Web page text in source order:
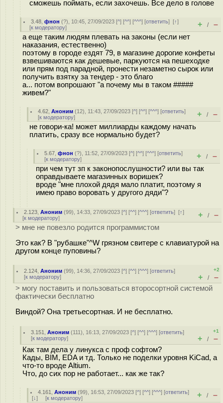
сможешь поймать, если захочешь. Все дело в голове
3.48 ,фнон (?), 10:45, 27/09/2023 [^] [^^] [^^^] [ответить][↑]
[к модератору] + / –
а еще таким людям плевать на законы (если нет
наказания, естественно)
поэтому в городе ездят 79, в магазине дорогие конфеты
взвешиваются как дешевые, паркуются на пешеходке
или прям под парадной, пронести незаметно сырок или
получить взятку за тендер - это благо
а... потом вопрошают "а почему мы в таком #####
живем?"
4.62 ,Аноним (12), 11:43, 27/09/2023 [^] [^^] [^^^] [ответить]
[к модератору] + / –
не говори-ка! может миллиарды каждому начать
платить, сразу все нормально будет?
5.67 ,фнон (?), 11:52, 27/09/2023 [^] [^^] [^^^] [ответить]
[к модератору] + / –
при чем тут зп к законопослушности? или вы так
оправдываете магазинных воришек?
вроде "мне плохой дядя мало платит, поэтому я
имею право воровать у другого дяди"?
2.123 ,Аноним (99), 14:33, 27/09/2023 [^] [^^] [^^^] [ответить][↑]
[к модератору] + / –
> мне не повезло родится программистом
Это как? В "рубашке"^W грязном свитере с клавиатурой на
другом конце пуповины?
2.124 ,Аноним (99), 14:36, 27/09/2023 [^] [^^] [^^^] [ответить]
[к модератору]
+2
+ / –
> могу поставить и пользоваться второсортной системой
фактически бесплатно
Виндой? Она третьесортная. И не бесплатно.
3.151 ,Аноним (111), 16:13, 27/09/2023 [^] [^^] [^^^] [ответить]
[к модератору]
+1
+ / –
Как там дела у линукса с проф софтом?
Кады, BIM, EDA и тд. Только не поделки уровня KiCad, а
что-то вроде Altium.
Что, до сих пор не работает... как же так?
4.161 ,Аноним (99), 16:53, 27/09/2023 [^] [^^] [^^^] [ответить]
[↓] [к модератору] + / –